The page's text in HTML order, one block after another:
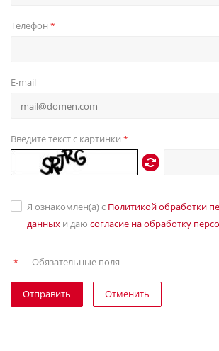
Телефон *
E-mail
Введите текст с картинки *
Я ознакомлен(а) с Политикой обработки
данных и даю согласие на обработку
* — Обязательные поля
Отправить Отменить